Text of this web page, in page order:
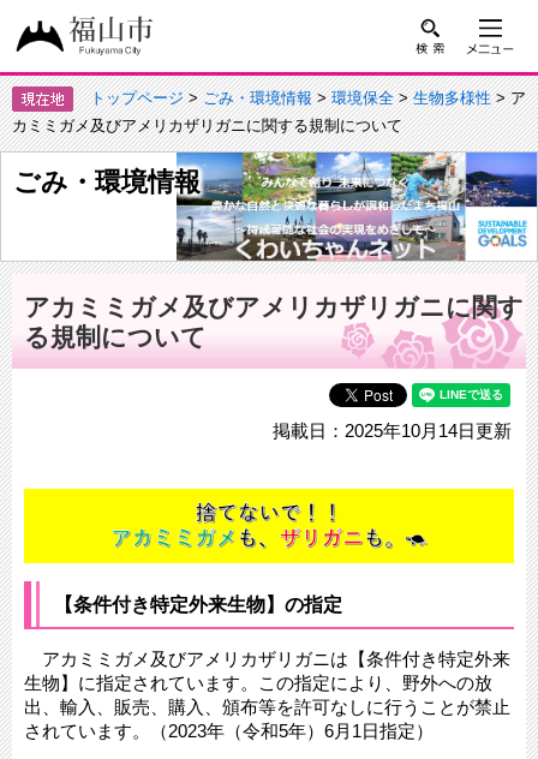
トップページ>ごみ・環境情報>環境保全>生物多様性> ア
カミミガメ及びアメリカザリガニに関する規制について
ごみ・環境情報
アカミミガメ及びアメリカザリガニに関す
る規制について
掲載日：2025年10月14日更新
【条件付き特定外来生物】の指定
アカミミガメ及びアメリカザリガニは【条件付き特定外来
生物】に指定されています。この指定により、野外への放
出、輸入、販売、購入、頒布等を許可なしに行うことが禁止
されています。（2023年（令和5年）6月1日指定）